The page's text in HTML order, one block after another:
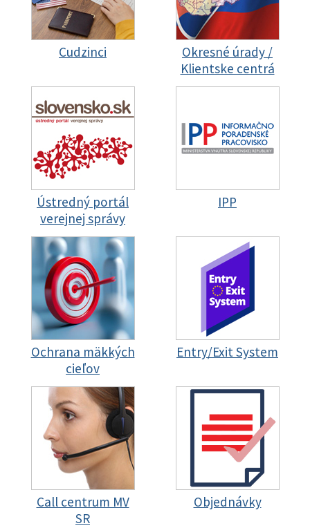
Cudzinci
Okresné úrady /
Klientske centrá
Ústredný portál
verejnej správy
IPP
Ochrana mäkkých
cieľov
Entry/Exit System
Call centrum MV
SR
Objednávky